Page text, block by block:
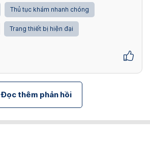
Thủ tục khám nhanh chóng
Trang thiết bị hiện đại
Đọc thêm phản hồi